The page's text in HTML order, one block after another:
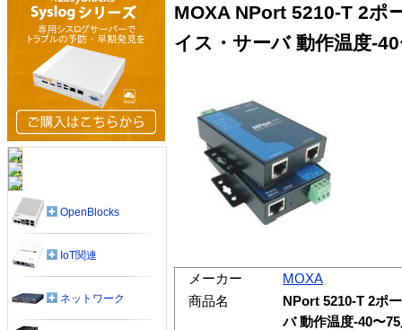
MOXA NPort 5210-T 2ポ
イス・サーバ 動作温度-
メーカー
MOXA
商品名
NPort 5210-T 2ポ
バ 動作温度-40〜
OpenBlocks
IoT関連
ネットワーク